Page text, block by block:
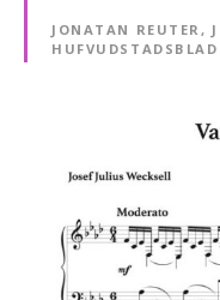
JONATAN REUTER,